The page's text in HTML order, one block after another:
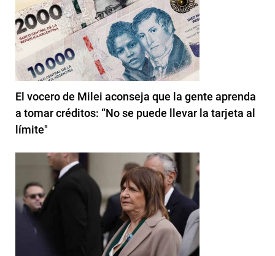
El vocero de Milei aconseja que la gente aprenda
a tomar créditos: “No se puede llevar la tarjeta al
límite"